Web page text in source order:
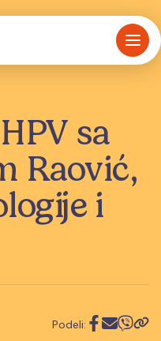
sa
Raović,
i
Podeli: